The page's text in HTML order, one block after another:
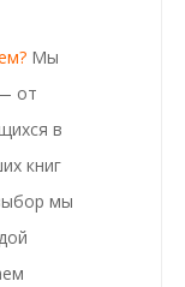
Мы
от
в
книг
мы